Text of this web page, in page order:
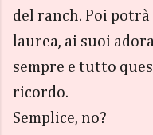
del ranch. Poi
laurea, ai suoi
sempre e tutto
ricordo.
Semplice, no?